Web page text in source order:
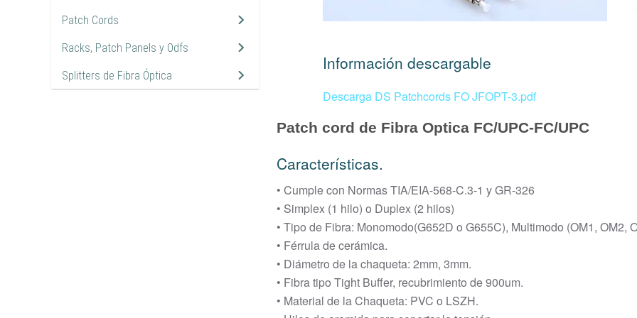
Información descargable
Descarga DS Patchcords FO JFOPT-3.pdf
Patch cord de Fibra Optica FC/UPC-FC/UPC
Características.
• Cumple con Normas TIA/EIA-568-C.3-1 y GR-326
• Simplex (1 hilo) o Duplex (2 hilos)
• Tipo de Fibra: Monomodo(G652D o G655C), Multimodo (OM1, OM2,
• Férrula de cerámica.
• Diámetro de la chaqueta: 2mm, 3mm.
• Fibra tipo Tight Buffer, recubrimiento de 900um.
• Material de la Chaqueta: PVC o LSZH.
Patch Cords
Racks, Patch Panels y Odfs
Splitters de Fibra Óptica